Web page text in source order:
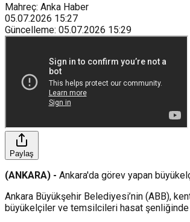
Mahreç: Anka Haber
05.07.2026 15:27
Güncelleme: 05.07.2026 15:29
Paylaş
(ANKARA) - Ankara'da görev yapan
Ankara Büyükşehir Belediyesi’nin (ABB),
büyükelçiler ve temsilcileri hasat şenliğinde